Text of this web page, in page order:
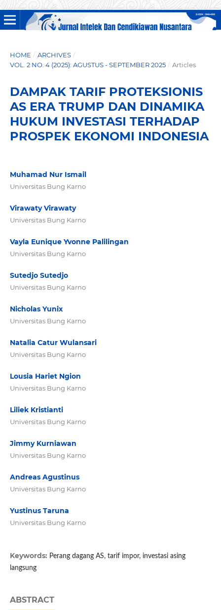
HOME / ARCHIVES /
VOL. 2 NO. 4 (2025): AGUSTUS - SEPTEMBER 2025 / Articles
DAMPAK TARIF PROTEKSIONIS
AS ERA TRUMP DAN DINAMIKA
HUKUM INVESTASI TERHADAP
PROSPEK EKONOMI INDONESIA
Muhamad Nur Ismail
Universitas Bung Karno
Virawaty Virawaty
Universitas Bung Karno
Vayla Eunique Yvonne Palilingan
Universitas Bung Karno
Sutedjo Sutedjo
Universitas Bung Karno
Nicholas Yunix
Universitas Bung Karno
Natalia Catur Wulansari
Universitas Bung Karno
Lousia Hariet Ngion
Universitas Bung Karno
Liliek Kristianti
Universitas Bung Karno
Jimmy Kurniawan
Universitas Bung Karno
Andreas Agustinus
Universitas Bung Karno
Yustinus Taruna
Universitas Bung Karno
Keywords: Perang dagang AS, tarif impor, investasi asing
langsung
ABSTRACT